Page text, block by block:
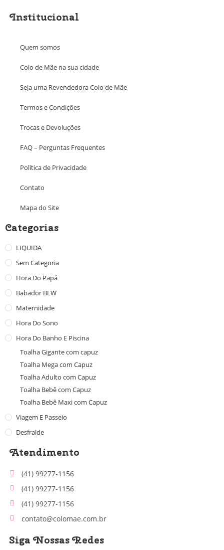
Institucional
Quem somos
Colo de Mãe na sua cidade
Seja uma Revendedora Colo de Mãe
Termos e Condições
Trocas e Devoluções
FAQ – Perguntas Frequentes
Política de Privacidade
Contato
Mapa do Site
Categorias
LIQUIDA
Sem Categoria
Hora Do Papá
Babador BLW
Maternidade
Hora Do Sono
Hora Do Banho E Piscina
Toalha Gigante com capuz
Toalha Mega com Capuz
Toalha Adulto com Capuz
Toalha Bebê com Capuz
Toalha Bebê Maxi com Capuz
Viagem E Passeio
Desfralde
Atendimento
(41) 99277-1156
(41) 99277-1156
(41) 99277-1156
contato@colomae.com.br
Siga Nossas Redes